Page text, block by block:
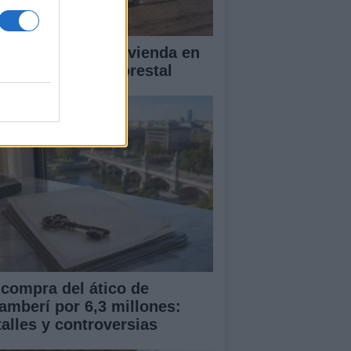
proteger tu vivienda en
interfaz urbano-forestal
del ático de
por 6,3 millones:
y controversias